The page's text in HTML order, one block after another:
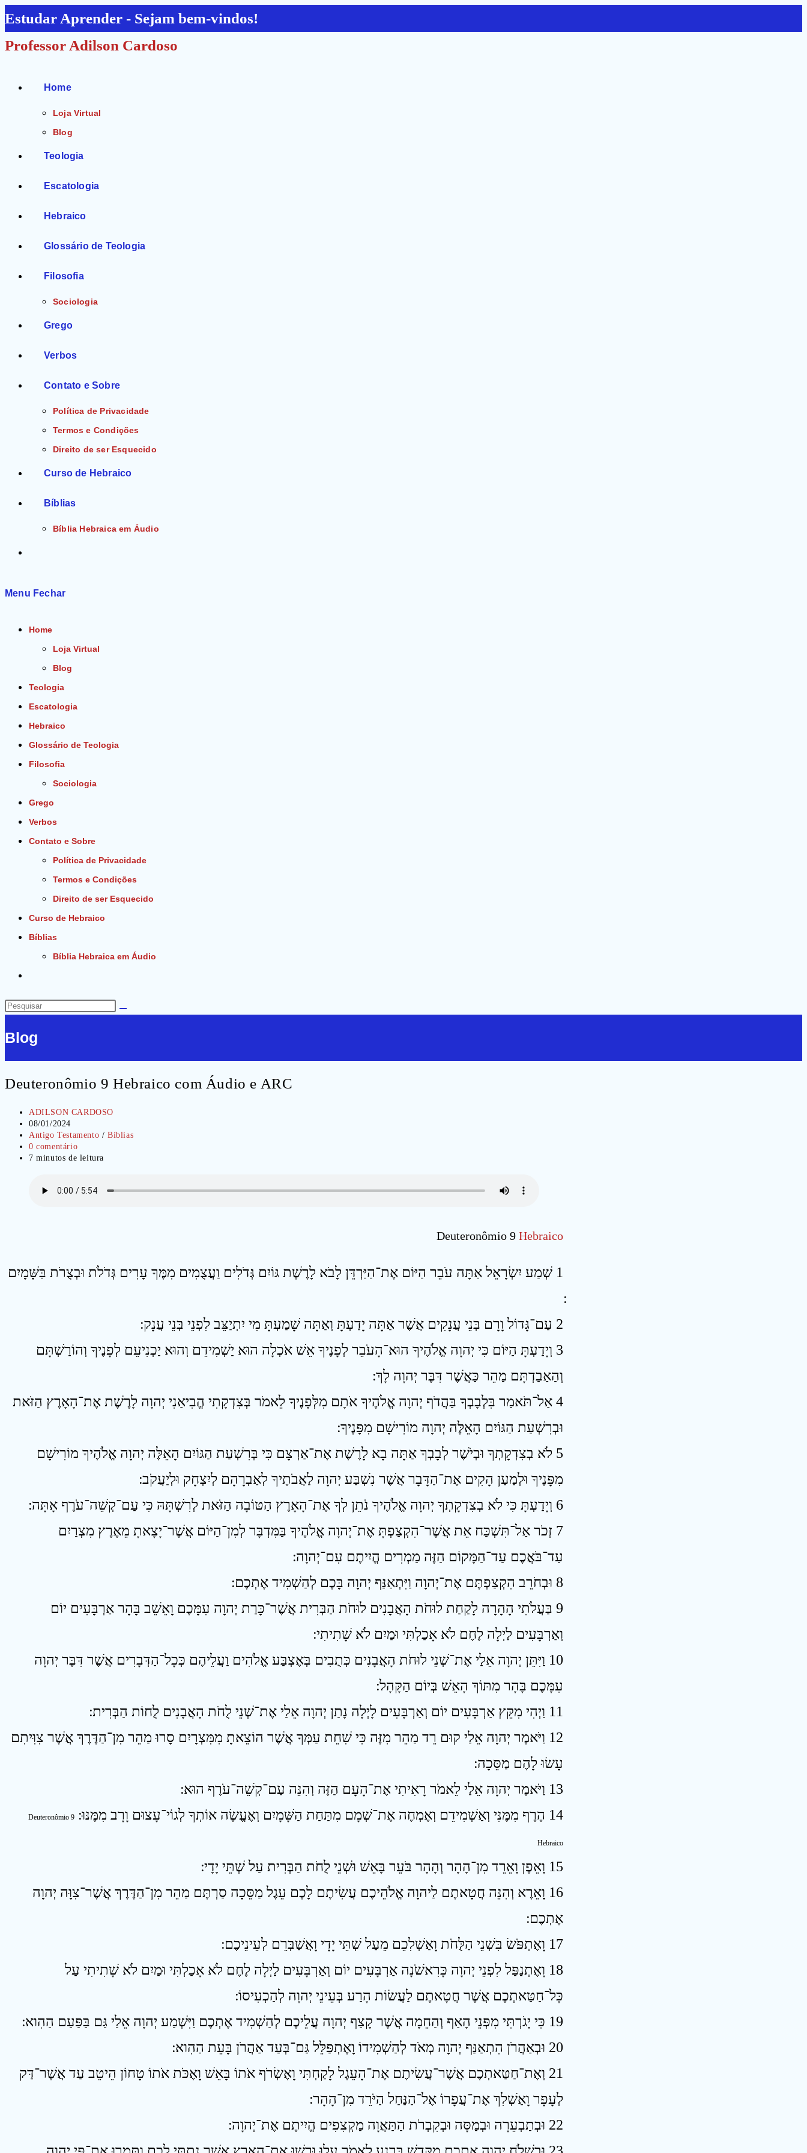
Ir
para
o
Estudar Aprender - Sejam bem-vindos!
Professor Adilson Cardoso
Home
Loja Virtual
Blog
Teologia
Escatologia
Hebraico
Glossário de Teologia
Filosofia
Sociologia
Grego
Verbos
Contato e Sobre
Política de Privacidade
Termos e Condições
Direito de ser Esquecido
Curso de Hebraico
Bíblias
Bíblia Hebraica em Áudio
Menu Fechar
Home
Loja Virtual
Blog
Teologia
Escatologia
Hebraico
Glossário de Teologia
Filosofia
Sociologia
Grego
Verbos
Contato e Sobre
Política de Privacidade
Termos e Condições
Direito de ser Esquecido
Curso de Hebraico
Bíblias
Bíblia Hebraica em Áudio
do
site
Pesquisar
site
Blog
Deuteronômio 9 Hebraico com Áudio e ARC
Autor
do
post:
ADILSON CARDOSO
Post
publicado:
08/01/2024
Categoria
do
post:
Antigo Testamento / Bíblias
Comentários
do
0 comentário
Tempo
7 minutos de leitura
Deuteronômio 9 Hebraico
1 שְׁמַע יִשְׂרָאֵל אַתָּה עֹבֵר הַיּוֹם אֶת־הַיַּרְדֵּן לָבֹא לָרֶשֶׁת גּוֹיִם גְּדֹלִים וַעֲצֻמִים מִמֶּךָ עָרִים גְּדֹלֹת וּבְצֻרֹת בַּשָּׁמָיִם
2 עַם־גָּדוֹל וָרָם בְּנֵי עֲנָקִים אֲשֶׁר אַתָּה יָדַעְתָּ וְאַתָּה שָׁמַעְתָּ מִי יִתְיַצֵּב לִפְנֵי בְּנֵי עֲנָק ׃
3 וְיָדַעְתָּ הַיּוֹם כִּי יְהוָה אֱלֹהֶיךָ הוּא־הָעֹבֵר לְפָנֶיךָ אֵשׁ אֹכְלָה הוּא יַשְׁמִידֵם וְהוּא יַכְנִיעֵם לְפָנֶיךָ וְהוֹרַשְׁתָּם
וְהַאַבַדְתָּם מַהֵר כַּאֲשֶׁר דִּבֶּר יְהוָה לָךְ ׃
4 אַל־תֹּאמַר בִּלְבָבְךָ בַּהֲדֹף יְהוָה אֱלֹהֶיךָ אֹתָם מִלְּפָנֶיךָ לֵאמֹר בְּצִדְקָתִי הֱבִיאַנִי יְהוָה לָרֶשֶׁת אֶת־הָאָרֶץ הַזֹּאת
וּבְרִשְׁעַת הַגּוֹיִם הָאֵלֶּה יְהוָה מוֹרִישָׁם מִפָּנֶיךָ ׃
5 לֹא בְצִדְקָתְךָ וּבְיֹשֶׁר לְבָבְךָ אַתָּה בָא לָרֶשֶׁת אֶת־אַרְצָם כִּי בְּרִשְׁעַת הַגּוֹיִם הָאֵלֶּה יְהוָה אֱלֹהֶיךָ מוֹרִישָׁם
מִפָּנֶיךָ וּלְמַעַן הָקִים אֶת־הַדָּבָר אֲשֶׁר נִשְׁבַּע יְהוָה לַאֲבֹתֶיךָ לְאַבְרָהָם לְיִצְחָק וּלְיַעֲקֹב ׃
6 וְיָדַעְתָּ כִּי לֹא בְצִדְקָתְךָ יְהוָה אֱלֹהֶיךָ נֹתֵן לְךָ אֶת־הָאָרֶץ הַטּוֹבָה הַזֹּאת לְרִשְׁתָּהּ כִּי עַם־קְשֵׁה־עֹרֶף אָתָּה ׃
7 זְכֹר אַל־תִּשְׁכַּח אֵת אֲשֶׁר־הִקְצַפְתָּ אֶת־יְהוָה אֱלֹהֶיךָ בַּמִּדְבָּר לְמִן־הַיּוֹם אֲשֶׁר־יָצָאתָ מֵאֶרֶץ מִצְרַיִם
עַד־בֹּאֲכֶם עַד־הַמָּקוֹם הַזֶּה מַמְרִים הֱיִיתֶם עִם־יְהוָה ׃
8 וּבְחֹרֵב הִקְצַפְתֶּם אֶת־יְהוָה וַיִּתְאַנַּף יְהוָה בָּכֶם לְהַשְׁמִיד אֶתְכֶם ׃
9 בַּעֲלֹתִי הָהָרָה לָקַחַת לוּחֹת הָאֲבָנִים לוּחֹת הַבְּרִית אֲשֶׁר־כָּרַת יְהוָה עִמָּכֶם וָאֵשֵׁב בָּהָר אַרְבָּעִים יוֹם
וְאַרְבָּעִים לַיְלָה לֶחֶם לֹא אָכַלְתִּי וּמַיִם לֹא שָׁתִיתִי ׃
10 וַיִּתֵּן יְהוָה אֵלַי אֶת־שְׁנֵי לוּחֹת הָאֲבָנִים כְּתֻבִים בְּאֶצְבַּע אֱלֹהִים וַעֲלֵיהֶם כְּכָל־הַדְּבָרִים אֲשֶׁר דִּבֶּר יְהוָה
עִמָּכֶם בָּהָר מִתּוֹךְ הָאֵשׁ בְּיוֹם הַקָּהָל ׃
11 וַיְהִי מִקֵּץ אַרְבָּעִים יוֹם וְאַרְבָּעִים לָיְלָה נָתַן יְהוָה אֵלַי אֶת־שְׁנֵי לֻחֹת הָאֲבָנִים לֻחוֹת הַבְּרִית ׃
12 וַיֹּאמֶר יְהוָה אֵלַי קוּם רֵד מַהֵר מִזֶּה כִּי שִׁחֵת עַמְּךָ אֲשֶׁר הוֹצֵאתָ מִמִּצְרָיִם סָרוּ מַהֵר מִן־הַדֶּרֶךְ אֲשֶׁר צִוִּיתִם
עָשׂוּ לָהֶם מַסֵּכָה ׃
13 וַיֹּאמֶר יְהוָה אֵלַי לֵאמֹר רָאִיתִי אֶת־הָעָם הַזֶּה וְהִנֵּה עַם־קְשֵׁה־עֹרֶף הוּא ׃
14 הֶרֶף מִמֶּנִּי וְאַשְׁמִידֵם וְאֶמְחֶה אֶת־שְׁמָם מִתַּחַת הַשָּׁמָיִם וְאֶעֱשֶׂה אוֹתְךָ לְגוֹי־עָצוּם וָרָב מִמֶּנּוּ ׃
Deuteronômio 9
Hebraico
15 וָאֵפֶן וָאֵרֵד מִן־הָהָר וְהָהָר בֹּעֵר בָּאֵשׁ וּשְׁנֵי לֻחֹת הַבְּרִית עַל שְׁתֵּי יָדָי ׃
16 וָאֵרֶא וְהִנֵּה חֲטָאתֶם לַיהוָה אֱלֹהֵיכֶם עֲשִׂיתֶם לָכֶם עֵגֶל מַסֵּכָה סַרְתֶּם מַהֵר מִן־הַדֶּרֶךְ אֲשֶׁר־צִוָּה יְהוָה
אֶתְכֶם ׃
17 וָאֶתְפֹּשׂ בִּשְׁנֵי הַלֻּחֹת וָאַשְׁלִכֵם מֵעַל שְׁתֵּי יָדָי וָאֲשַׁבְּרֵם לְעֵינֵיכֶם ׃
18 וָאֶתְנַפַּל לִפְנֵי יְהוָה כָּרִאשֹׁנָה אַרְבָּעִים יוֹם וְאַרְבָּעִים לַיְלָה לֶחֶם לֹא אָכַלְתִּי וּמַיִם לֹא שָׁתִיתִי עַל
כָּל־חַטַּאתְכֶם אֲשֶׁר חֲטָאתֶם לַעֲשׂוֹת הָרַע בְּעֵינֵי יְהוָה לְהַכְעִיסוֹ ׃
19 כִּי יָגֹרְתִּי מִפְּנֵי הָאַף וְהַחֵמָה אֲשֶׁר קָצַף יְהוָה עֲלֵיכֶם לְהַשְׁמִיד אֶתְכֶם וַיִּשְׁמַע יְהוָה אֵלַי גַּם בַּפַּעַם הַהִוא ׃
20 וּבְאַהֲרֹן הִתְאַנַּף יְהוָה מְאֹד לְהַשְׁמִידוֹ וָאֶתְפַּלֵּל גַּם־בְּעַד אַהֲרֹן בָּעֵת הַהִוא ׃
21 וְאֶת־חַטַּאתְכֶם אֲשֶׁר־עֲשִׂיתֶם אֶת־הָעֵגֶל לָקַחְתִּי וָאֶשְׂרֹף אֹתוֹ בָּאֵשׁ וָאֶכֹּת אֹתוֹ טָחוֹן הֵיטֵב עַד אֲשֶׁר־דַּק
לְעָפָר וָאַשְׁלִךְ אֶת־עֲפָרוֹ אֶל־הַנַּחַל הַיֹּרֵד מִן־הָהָר ׃
22 וּבְתַבְעֵרָה וּבְמַסָּה וּבְקִבְרֹת הַתַּאֲוָה מַקְצִפִים הֱיִיתֶם אֶת־יְהוָה ׃